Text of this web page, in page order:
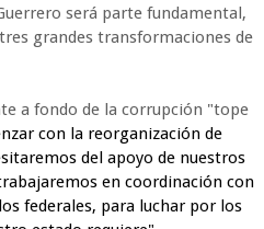
será parte fundamental,
grandes transformaciones de
a fondo de la corrupción "tope
con la reorganización de
del apoyo de nuestros
en coordinación con
federales, para luchar por los